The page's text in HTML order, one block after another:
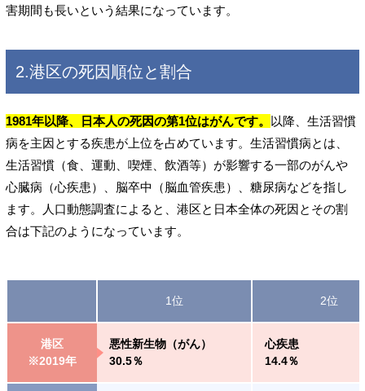
害期間も長いという結果になっています。
2.港区の死因順位と割合
1981年以降、日本人の死因の第1位はがんです。
以降、生活習慣
病を主因とする疾患が上位を占めています。生活習慣病とは、
生活習慣（食、運動、喫煙、飲酒等）が影響する一部のがんや
心臓病（心疾患）、脳卒中（脳血管疾患）、糖尿病などを指し
ます。人口動態調査によると、港区と日本全体の死因とその割
合は下記のようになっています。
1位 2位
港区
※2019年
悪性新生物（がん）
30.5％
心疾患
14.4％